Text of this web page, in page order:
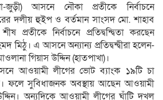
জুড়ী) আসনে নৌকা প্রতীকে নির্বাচনে
দলীয় হুইপ ও বর্তমান সাংসদ মো. শাহাব
প্রতীকে নির্বাচনে প্রতিদ্বন্দ্বিতা করছেন
মিঠু। এ আসনে অন্যান্য প্রতিদ্বন্দ্বীরা হলেন-
গিয়াস উদ্দিন (হাতপাখা)।
আওয়ামী লীগের ভোট ব্যাংক ১৯টি চা
ফলে সুবিধাজনক অবস্থায় আছেন আওয়ামী
অন্যদিকে আওয়ামী লীগের ঘাঁটি দখল